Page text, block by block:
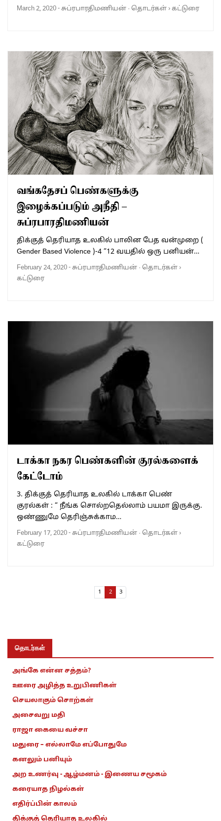
March 2, 2020-சுப்ரபாரதிமணியன் · தொடர்கள்›கட்டுரை
வங்கதேசப் பெண்களுக்கு
இழைக்கப்படும் அநீதி –
சுப்ரபாரதிமணியன்
திக்குத் தெரியாத உலகில் பாலின பேத வன்முறை (
Gender Based Violence )-4 “12 வயதில் ஒரு பனியன்…
February 24, 2020-சுப்ரபாரதிமணியன் · தொடர்கள்›
கட்டுரை
டாக்கா நகர பெண்களின் குரல்களைக்
கேட்டோம்
3. திக்குத் தெரியாத உலகில் டாக்கா பெண்
குரல்கள் : “ நீங்க சொல்றதெல்லாம் பயமா இருக்கு.
ஒண்ணுமே தெரிஞ்சுக்காம…
February 17, 2020-சுப்ரபாரதிமணியன் · தொடர்கள்›
கட்டுரை
Page
1 Current Page
2 Page
3
தொடர்கள்
அங்கே என்ன சத்தம்?
ஊரை அழித்த உறுபிணிகள்
செயலாகும் சொற்கள்
அசைவறு மதி
ராஜா கையை வச்சா
மதுரை – எல்லாமே எப்போதுமே
கனலும் பனியும்
அற உணர்வு - ஆழ்மனம் - இணைய சமூகம்
கரையாத நிழல்கள்
எதிர்ப்பின் காலம்
திக்குத் தெரியாத உலகில்